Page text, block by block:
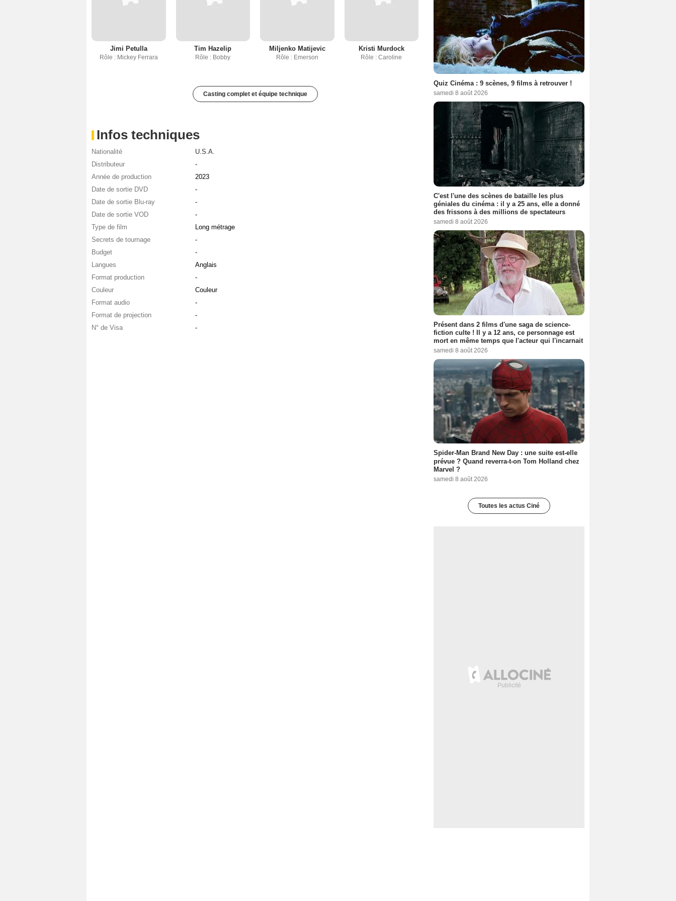
Jimi Petulla
Rôle : Mickey Ferrara
Tim Hazelip
Rôle : Bobby
Miljenko Matijevic
Rôle : Emerson
Kristi Murdock
Rôle : Caroline
Casting complet et équipe technique
Infos techniques
Nationalité
U.S.A.
Distributeur
-
Année de production
2023
Date de sortie DVD
-
Date de sortie Blu-ray
-
Date de sortie VOD
-
Type de film
Long métrage
Secrets de tournage
-
Budget
-
Langues
Anglais
Format production
-
Couleur
Couleur
Format audio
-
Format de projection
-
N° de Visa
-
Quiz Cinéma : 9 scènes, 9 films à retrouver !
samedi 8 août 2026
C'est l'une des scènes de bataille les plus
géniales du cinéma : il y a 25 ans, elle a donné
des frissons à des millions de spectateurs
samedi 8 août 2026
Présent dans 2 films d'une saga de science-
fiction culte ! Il y a 12 ans, ce personnage est
mort en même temps que l'acteur qui l'incarnait
samedi 8 août 2026
Spider-Man Brand New Day : une suite est-elle
prévue ? Quand reverra-t-on Tom Holland chez
Marvel ?
samedi 8 août 2026
Toutes les actus Ciné